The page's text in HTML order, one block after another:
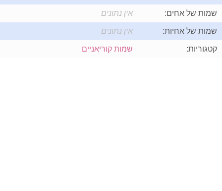
שמות של אחים: אין נתונים
שמות של אחיות: אין נתונים
קטגוריות: שמות קוריאניים